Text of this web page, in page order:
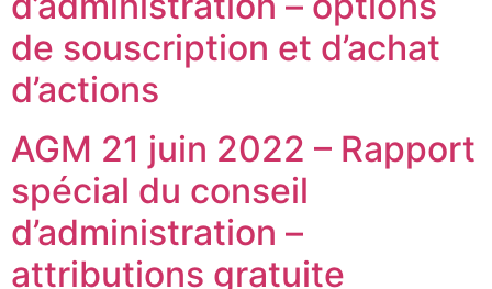
de souscription et d’achat
d’actions
AGM 21 juin 2022 – Rapport
spécial du conseil
d’administration –
attributions gratuite